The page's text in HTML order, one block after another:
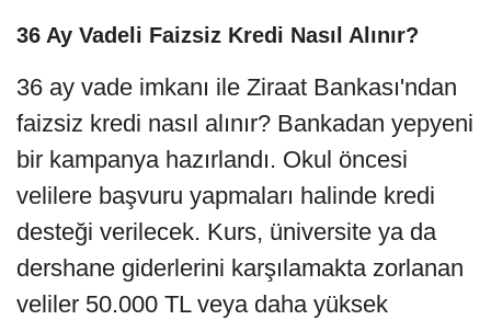
36 Ay Vadeli Faizsiz Kredi Nasıl Alınır?
36 ay vade imkanı ile Ziraat Bankası'ndan
faizsiz kredi nasıl alınır? Bankadan yepyeni
bir kampanya hazırlandı. Okul öncesi
velilere başvuru yapmaları halinde kredi
desteği verilecek. Kurs, üniversite ya da
dershane giderlerini karşılamakta zorlanan
veliler 50.000 TL veya daha yüksek